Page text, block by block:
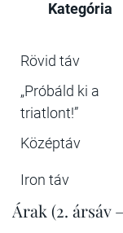
Kategória
Rövid táv
„Próbáld ki a
triatlont!”
Középtáv
Iron táv
Árak (2. ársáv